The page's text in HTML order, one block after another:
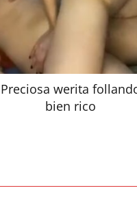
Preciosa werita
bien rico